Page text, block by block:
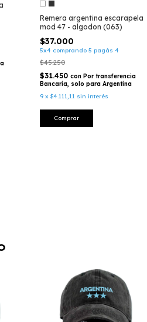
Remera argentina escarapela
mod 47 - algodon (063)
$37.000
5x4 comprando 5 pagás 4
$45.250
$31.450 con Por transferencia
Bancaria, solo para Argentina
9 x $4.111,11 sin interés
Comprar